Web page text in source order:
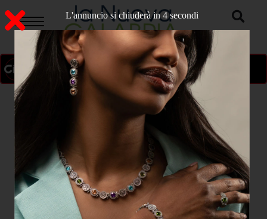
ON AIR
L'annuncio si chiuderà in 3 secondi